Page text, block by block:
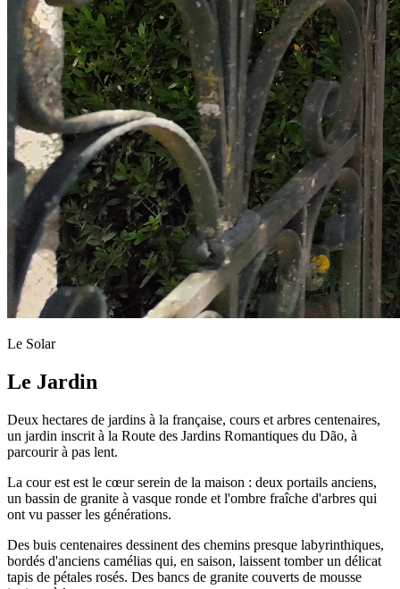
Le Solar
Le Jardin
Deux hectares de jardins à la française, cours et arbres centenaires,
un jardin inscrit à la Route des Jardins Romantiques du Dão, à
parcourir à pas lent.
La cour est est le cœur serein de la maison : deux portails anciens,
un bassin de granite à vasque ronde et l'ombre fraîche d'arbres qui
ont vu passer les générations.
Des buis centenaires dessinent des chemins presque labyrinthiques,
bordés d'anciens camélias qui, en saison, laissent tomber un délicat
tapis de pétales rosés. Des bancs de granite couverts de mousse